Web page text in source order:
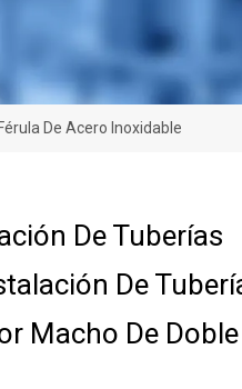
De Acero Inoxidable
De Tuberías
De
Macho De